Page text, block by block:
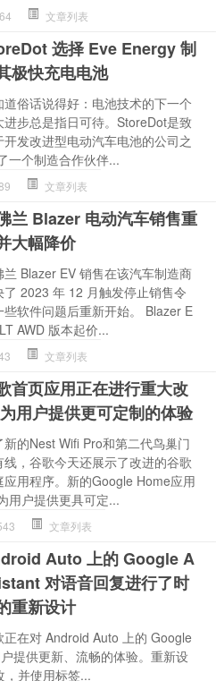
文章列表
选择 Eve Energy 制
极快充电电池
道俗话说得好：电池技术的下一个
进步总是指日可待。StoreDot是致
开发改进型电动汽车电池的公司之
一个制造合作伙伴...
文章列表
兰 Blazer 电动汽车销售重
大幅降价
兰 Blazer EV 销售在该汽车制造商
了 2023 年 12 月触发停止销售令
些软件问题后重新开始。 Blazer E
AWD 版本起价...
文章列表
首页应用正在进行重大改
用户提供更可定制的体验
新的Nest Wifi Pro和第二代鸟巢门
线，谷歌今天还展示了改进的谷歌
应用程序。新的Google Home应用
用户提供更具可定...
文章列表
Auto 上的 Google A
对语音回复进行了时
重新设计
正在对 Android Auto 上的 Google
提供更新、流畅的体验。重新设
，并使用标签...